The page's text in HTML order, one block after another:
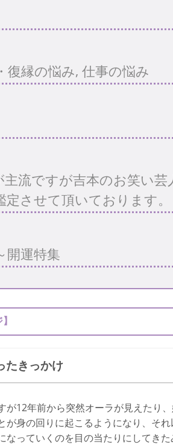
復縁の悩み, 仕事の悩み
流ですが吉本のお笑い芸
させて頂いております。
運特集
たきっかけ
が12年前から突然オーラが見えたり
が身の回りに起こるようになり、そ
っていくのを目の当たりにしてきた